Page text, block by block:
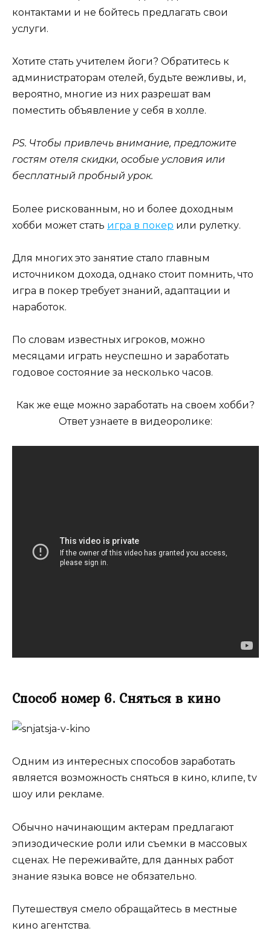
контактами и не бойтесь предлагать свои
услуги.
Хотите стать учителем йоги? Обратитесь к
администраторам отелей, будьте вежливы, и,
вероятно, многие из них разрешат вам
поместить объявление у себя в холле.
PS. Чтобы привлечь внимание, предложите
гостям отеля скидки, особые условия или
бесплатный пробный урок.
Более рискованным, но и более доходным
хобби может стать игра в покер или рулетку.
Для многих это занятие стало главным
источником дохода, однако стоит помнить, что
игра в покер требует знаний, адаптации и
наработок.
По словам известных игроков, можно
месяцами играть неуспешно и заработать
годовое состояние за несколько часов.
Как же еще можно заработать на своем хобби?
Ответ узнаете в видеоролике:
Способ номер 6. Сняться в кино
Одним из интересных способов заработать
является возможность сняться в кино, клипе, tv
шоу или рекламе.
Обычно начинающим актерам предлагают
эпизодические роли или съемки в массовых
сценах. Не переживайте, для данных работ
знание языка вовсе не обязательно.
Путешествуя смело обращайтесь в местные
кино агентства.